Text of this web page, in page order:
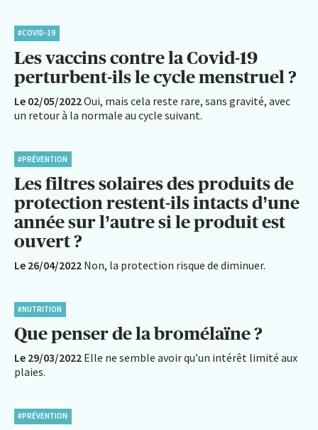
#COVID-19
Les vaccins contre la Covid-19
perturbent-ils le cycle menstruel ?
Le 02/05/2022Oui, mais cela reste rare, sans gravité, avec
un retour à la normale au cycle suivant.
#PRÉVENTION
Les filtres solaires des produits de
protection restent-ils intacts d’une
année sur l’autre si le produit est
ouvert ?
Le 26/04/2022 Non, la protection risque de diminuer.
#NUTRITION
Que penser de la bromélaïne ?
Le 29/03/2022 Elle ne semble avoir qu’un intérêt limité aux
plaies.
#PRÉVENTION